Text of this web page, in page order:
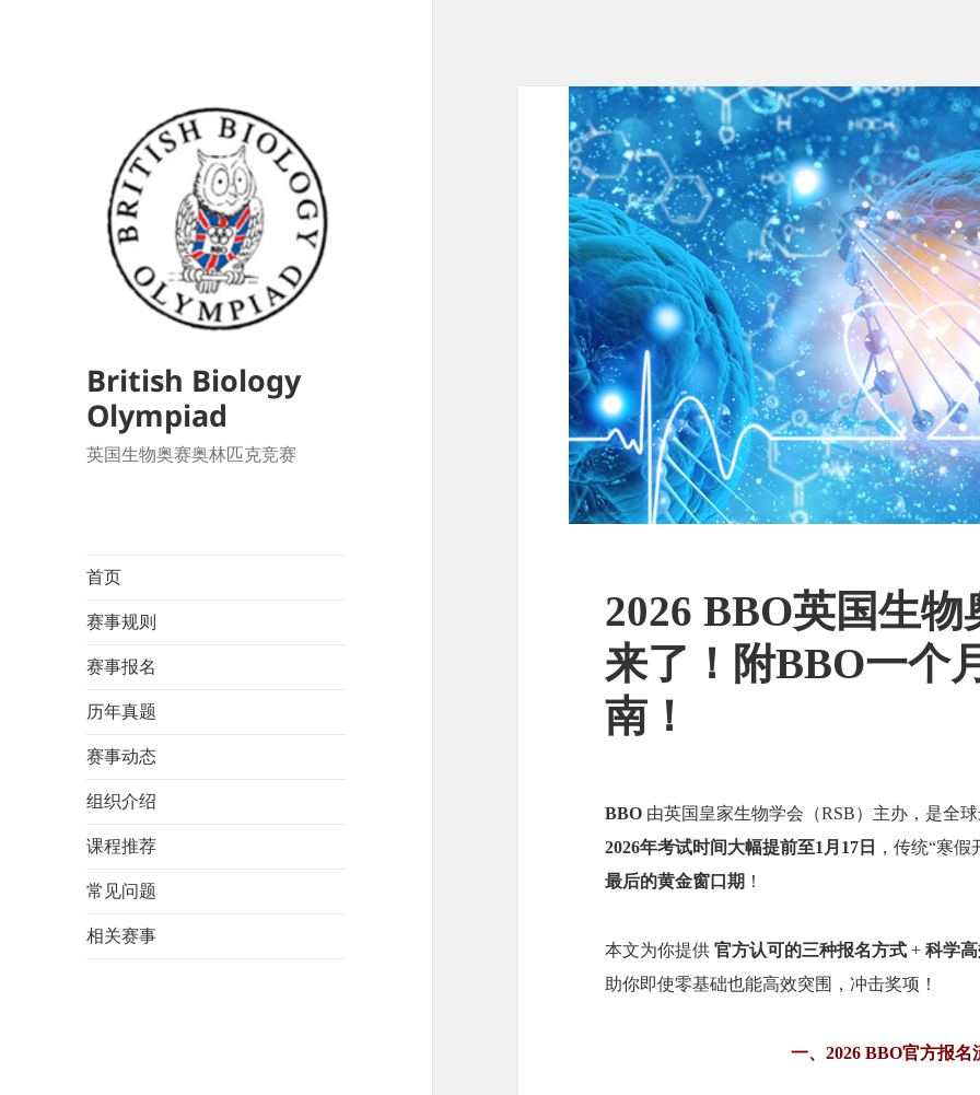
British Biology
Olympiad
英国生物奥赛奥林匹克竞赛
首页
赛事规则
赛事报名
历年真题
赛事动态
组织介绍
课程推荐
常见问题
相关赛事
2026 BBO英国生
来了！附BBO一个
南！
BBO 由英国皇家生物学会（RSB）主办，是全
2026年考试时间大幅提前至1月17日
，传统“寒
最后的黄金窗口期 ！
本文为你提供官方认可的三种报名方式 +科学
助你即使零基础也能高效突围，冲击奖项！
一、2026 BBO官方报名